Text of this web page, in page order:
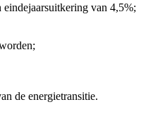
van 4,5%;
de energietransitie.